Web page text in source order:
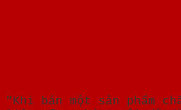
"Khi bán một sản phẩm